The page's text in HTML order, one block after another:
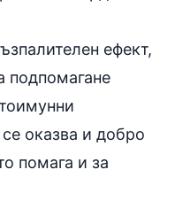
ефект,
подпомагане
оказва и добро
помага и за